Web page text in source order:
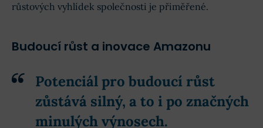
růstových vyhlídek společnosti je přiměřené.
Budoucí růst a inovace Amazonu
Potenciál pro budoucí růst
zůstává silný, a to i po značných
minulých výnosech.